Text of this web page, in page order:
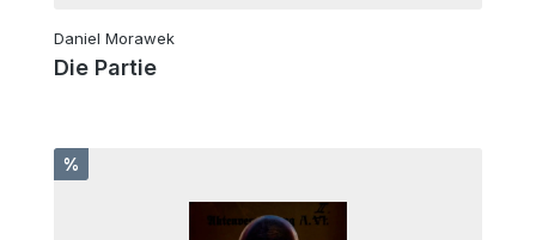
Daniel Morawek
Die Partie
Rabatt
%